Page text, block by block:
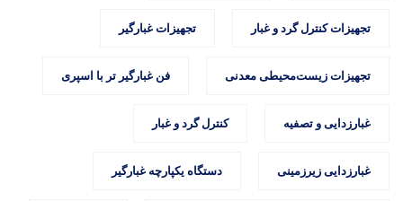
تجهیزات کنترل گرد و غبار تجهیزات غبارگیر
تجهیزات زیست‌محیطی معدنی فن غبارگیر تر با اسپری
غبارزدایی و تصفیه کنترل گرد و غبار
غبارزدایی زیرزمینی دستگاه یکپارچه غبارگیر